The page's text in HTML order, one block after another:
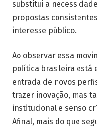
substitui a
propostas
interesse público.
Ao observar essa
política brasileira está
entrada de novos
trazer inovação, mas
institucional e senso
Afinal, mais do que